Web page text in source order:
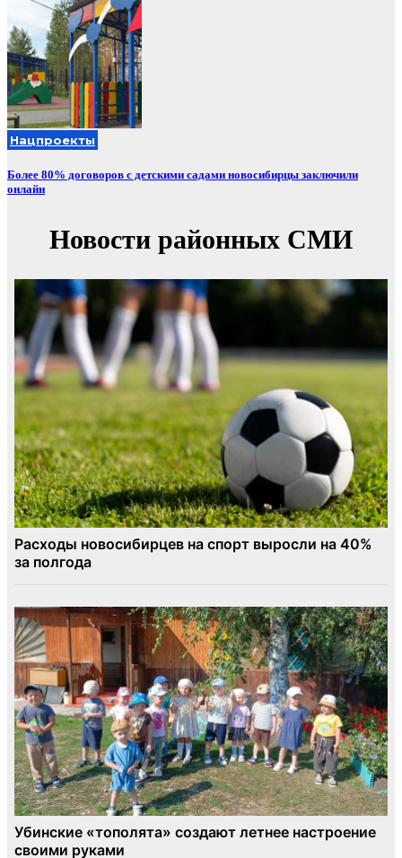
Нацпроекты
Более 80% договоров с детскими садами новосибирцы заключили
онлайн